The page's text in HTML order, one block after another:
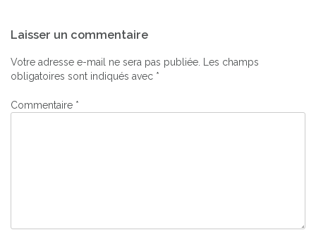
de
l’article
Laisser un commentaire
Votre adresse e-mail ne sera pas publiée. Les champs
obligatoires sont indiqués avec *
Commentaire *